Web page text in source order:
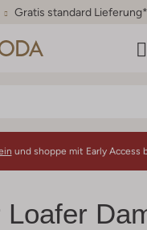
30 Tage Rückgaberecht
und shoppe mit Early Access
Loafer